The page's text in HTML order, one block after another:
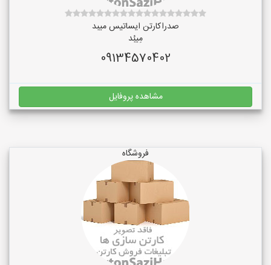
صدراکارتن ایساتیس میبد
مِیبُد
09134570402
مشاهده پروفایل
فروشگاه